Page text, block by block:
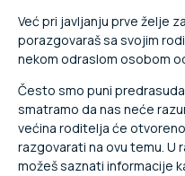
Već pri javljanju prve želje
porazgovaraš sa svojim
nekom odraslom osobom
Često smo puni
smatramo da nas neće
većina roditelja će
razgovarati na ovu temu. U
možeš saznati informacije